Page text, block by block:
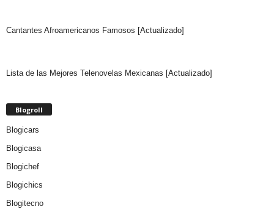
Cantantes Afroamericanos Famosos [Actualizado]
Lista de las Mejores Telenovelas Mexicanas [Actualizado]
Blogroll
Blogicars
Blogicasa
Blogichef
Blogichics
Blogitecno